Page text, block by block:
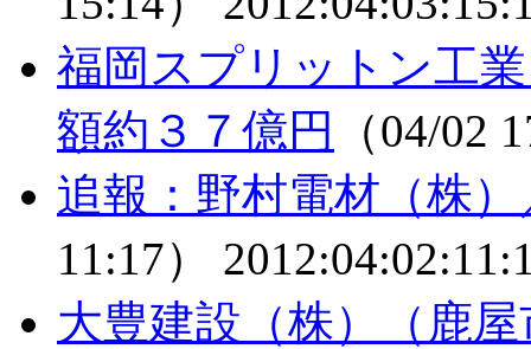
福岡スプリットン工
額約３７億円
（04/02
追報：野村電材（株
11:17）
大豊建設（株）（鹿